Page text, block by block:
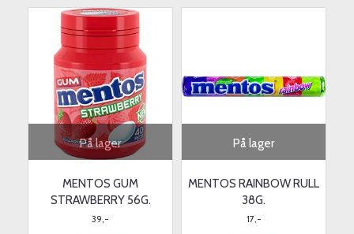
På lager
MENTOS GUM
STRAWBERRY 56G.
39,-
På lager
MENTOS RAINBOW RULL
38G.
17,-